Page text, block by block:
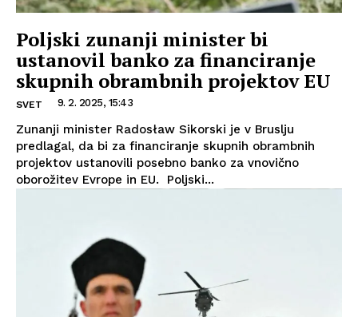
Poljski zunanji minister bi
ustanovil banko za financiranje
skupnih obrambnih projektov EU
SVET 9. 2. 2025, 15:43
Zunanji minister Radosław Sikorski je v Bruslju
predlagal, da bi za financiranje skupnih obrambnih
projektov ustanovili posebno banko za vnovično
oborožitev Evrope in EU. Poljski...